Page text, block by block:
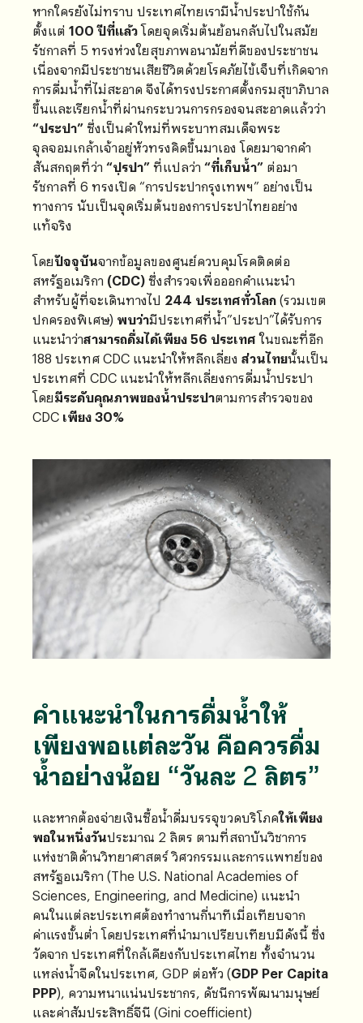
หากใครยังไม่ทราบ ประเทศไทยเรามีน้ำประปาใช้กัน
ตั้งแต่ 100 ปีที่แล้วโดยจุดเริ่มต้นย้อนกลับไปในสมัย
รัชกาลที่ 5 ทรงห่วงใยสุขภาพอนามัยที่ดีของประชาชน
เนื่องจากมีประชาชนเสียชีวิตด้วยโรคภัยไข้เจ็บที่เกิดจาก
การดื่มน้ำที่ไม่สะอาด จึงได้ทรงประกาศตั้งกรมสุขาภิบาล
ขึ้นและเรียกน้ำที่ผ่านกระบวนการกรองจนสะอาดแล้วว่า
“ประปา”ซึ่งเป็นคำใหม่ที่พระบาทสมเด็จพระ
จุลจอมเกล้าเจ้าอยู่หัวทรงคิดขึ้นมาเอง โดยมาจากคำ
สันสกฤตที่ว่า “ปฺรปา”ที่แปลว่า “ที่เก็บน้ำ” ต่อมา
รัชกาลที่ 6 ทรงเปิด “การประปากรุงเทพฯ” อย่างเป็น
ทางการ นับเป็นจุดเริ่มต้นของการประปาไทยอย่าง
แท้จริง
โดยปัจจุบันจากข้อมูลของศูนย์ควบคุมโรคติดต่อ
สหรัฐอเมริกา (CDC)ซึ่งสำรวจเพื่อออกคำแนะนำ
สำหรับผู้ที่จะเดินทางไป 244 ประเทศทั่วโลก(รวมเขต
ปกครองพิเศษ) พบว่ามีประเทศที่น้ำ”ประปา”ได้รับการ
แนะนำว่าสามารถดื่มได้เพียง 56 ประเทศในขณะที่อีก
188 ประเทศ CDC แนะนำให้หลีกเลี่ยง ส่วนไทยนั้นเป็น
ประเทศที่ CDC แนะนำให้หลีกเลี่ยงการดื่มน้ำประปา
โดยมีระดับคุณภาพของน้ำประปาตามการสำรวจของ
CDC เพียง 30%
คำแนะนำในการดื่มน้ำให้
เพียงพอแต่ละวัน คือควรดื่ม
น้ำอย่างน้อย “วันละ 2 ลิตร”
และหากต้องจ่ายเงินซื้อน้ำดื่มบรรจุขวดบริโภคให้เพียง
พอในหนึ่งวันประมาณ 2 ลิตร ตามที่สถาบันวิชาการ
แห่งชาติด้านวิทยาศาสตร์ วิศวกรรมและการแพทย์ของ
สหรัฐอเมริกา (The U.S. National Academies of
Sciences, Engineering, and Medicine) แนะนำ
คนในแต่ละประเทศต้องทำงานกี่นาทีเมื่อเทียบจาก
ค่าแรงขั้นต่ำ โดยประเทศที่นำมาเปรียบเทียบมีดังนี้ ซึ่ง
วัดจาก ประเทศที่ใกล้เคียงกับประเทศไทย ทั้งจำนวน
แหล่งน้ำจืดในประเทศ, GDP ต่อหัว (GDP Per Capita
PPP), ความหนาแน่นประชากร, ดัชนีการพัฒนามนุษย์
และค่าสัมประสิทธิ์จีนี (Gini coefficient)